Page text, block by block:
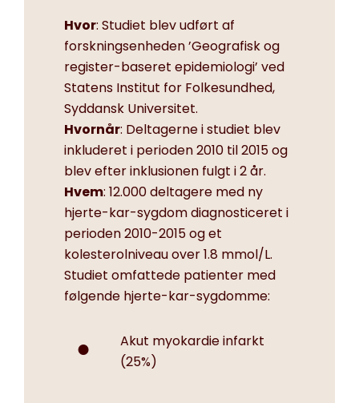
Hvor: Studiet blev udført af
forskningsenheden ’Geografisk og
register-baseret epidemiologi’ ved
Statens Institut for Folkesundhed,
Syddansk Universitet.
Hvornår: Deltagerne i studiet blev
inkluderet i perioden 2010 til 2015 og
blev efter inklusionen fulgt i 2 år.
Hvem: 12.000 deltagere med ny
hjerte-kar-sygdom diagnosticeret i
perioden 2010-2015 og et
kolesterolniveau over 1.8 mmol/L.
Studiet omfattede patienter med
følgende hjerte-kar-sygdomme:
Akut myokardie infarkt
(25%)